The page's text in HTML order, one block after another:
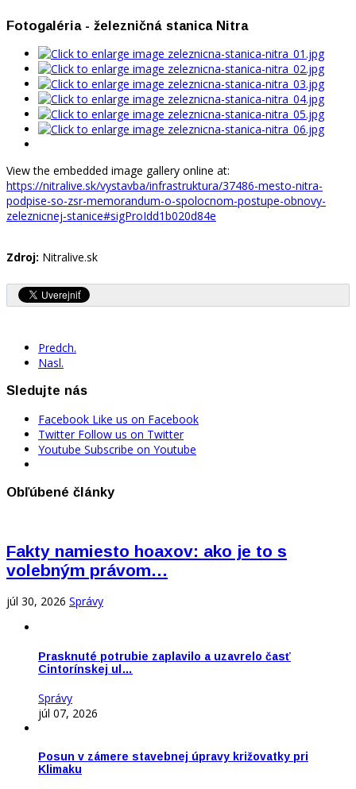
Fotogaléria - železničná stanica Nitra
View the embedded image gallery online at:
https://nitralive.sk/vystavba/infrastruktura/37486-mesto-nitra-
podpise-so-zsr-memorandum-o-spolocnom-postupe-obnovy-
zeleznicnej-stanice#sigProIdd1b020d84e
Zdroj: Nitralive.sk
Predch.
Nasl.
Sledujte nás
Facebook Like us on Facebook
Twitter Follow us on Twitter
Youtube Subscribe on Youtube
Obľúbené články
Fakty namiesto hoaxov: ako je to s
volebným právom…
júl 30, 2026 Správy
Prasknuté potrubie zaplavilo a uzavrelo časť
Cintorínskej ul…
Správy
júl 07, 2026
Posun v zámere stavebnej úpravy križovatky pri
Klimaku